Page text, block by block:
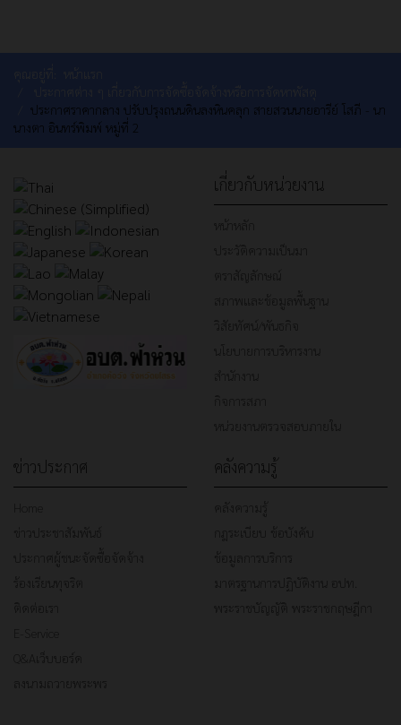
ประกาศราคากลาง ปรับปรุงถนนดินลงหินคลุก สายสวนนายอารีย์ โสภี - นา
นางตา อินทร์พิมพ์ หมู่ที่ 2
เกี่ยวกับหน่วยงาน
ข่าวประกาศ คลังความรู้